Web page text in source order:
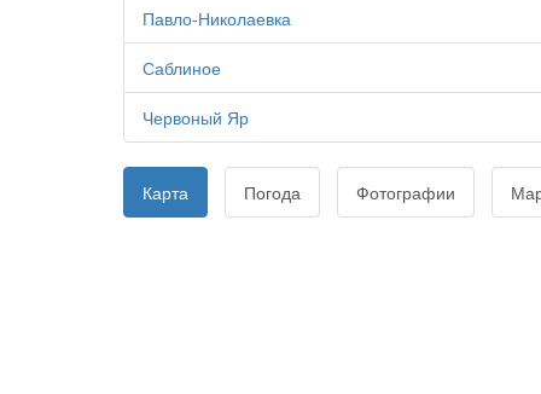
Павло-Николаевка
Саблиное
Червоный Яр
Карта Погода Фотографии